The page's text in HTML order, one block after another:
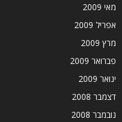
מאי 2009
אפריל 2009
מרץ 2009
פברואר 2009
ינואר 2009
דצמבר 2008
נובמבר 2008